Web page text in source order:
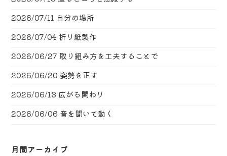
2026/07/11 自分の場所
2026/07/04 折り紙製作
2026/06/27 取り組み方を工夫することで
2026/06/20 姿勢を正す
2026/06/13 広がる関わり
2026/06/06 音を聞いて動く
月間アーカイブ